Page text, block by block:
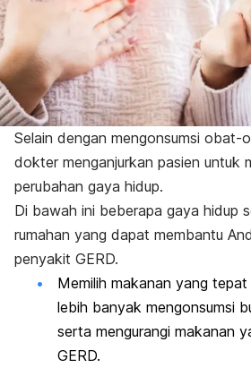
Selain dengan mengonsumsi obat-
dokter menganjurkan pasien untuk
perubahan gaya hidup.
Di bawah ini beberapa gaya hidup
rumahan yang dapat membantu
penyakit GERD.
Memilih makanan yang
lebih banyak mengonsumsi
serta mengurangi makanan
GERD.